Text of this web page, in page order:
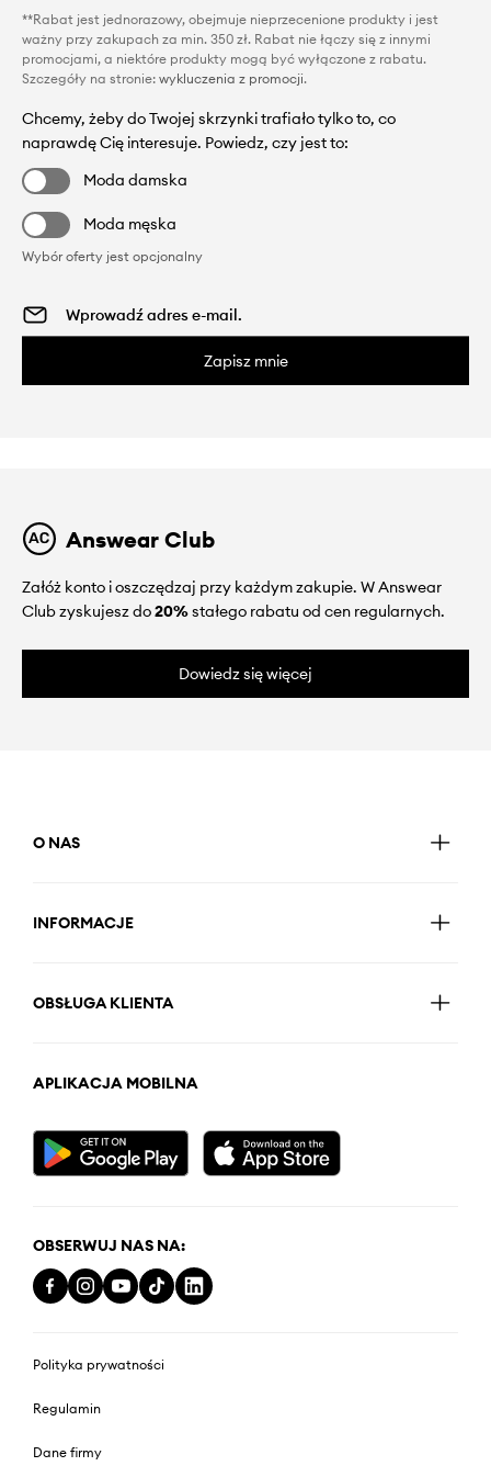
**Rabat jest jednorazowy, obejmuje nieprzecenione produkty i jest
ważny przy zakupach za min. 350 zł. Rabat nie łączy się z innymi
promocjami, a niektóre produkty mogą być wyłączone z rabatu.
Szczegóły na stronie: wykluczenia z promocji.
Chcemy, żeby do Twojej skrzynki trafiało tylko to, co
naprawdę Cię interesuje. Powiedz, czy jest to:
Moda damska
Moda męska
Wybór oferty jest opcjonalny
Zapisz mnie
Answear Club
Załóż konto i oszczędzaj przy każdym zakupie. W Answear
Club zyskujesz do20%stałego rabatu od cen regularnych.
Dowiedz się więcej
O NAS
INFORMACJE
OBSŁUGA KLIENTA
APLIKACJA MOBILNA
OBSERWUJ NAS NA:
Polityka prywatności
Regulamin
Dane firmy